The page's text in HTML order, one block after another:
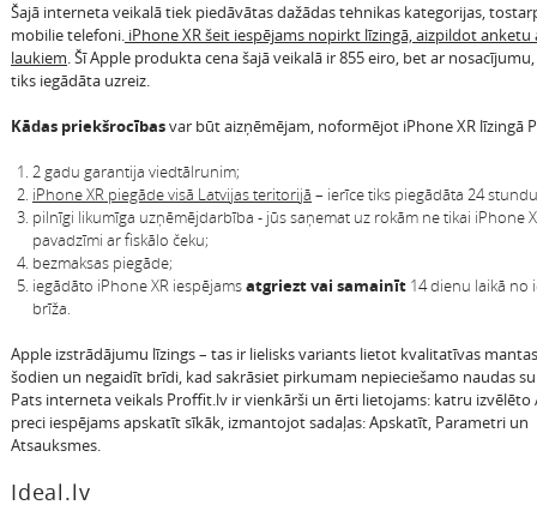
Šajā interneta veikalā tiek piedāvātas dažādas tehnikas kategorijas,
mobilie telefoni. iPhone XR šeit iespējams nopirkt līzingā, aizpildot anketu
laukiem. Šī Apple produkta cena šajā veikalā ir 855 eiro, bet ar
tiks iegādāta uzreiz.
Kādas priekšrocībasvar būt aizņēmējam, noformējot iPhone XR līzingā
2 gadu garantija viedtālrunim;
iPhone XR piegāde visā Latvijas teritorijā – ierīce tiks piegādāta 24
pilnīgi likumīga uzņēmējdarbība - jūs saņemat uz rokām ne tikai iPhone
pavadzīmi ar fiskālo čeku;
bezmaksas piegāde;
iegādāto iPhone XR iespējamsatgriezt vai samainīt 14 dienu laikā no
brīža.
Apple izstrādājumu līzings – tas ir lielisks variants lietot kvalitatīvas
šodien un negaidīt brīdi, kad sakrāsiet pirkumam nepieciešamo naudas
Pats interneta veikals Proffit.lv ir vienkārši un ērti lietojams: katru izvēlēto
preci iespējams apskatīt sīkāk, izmantojot sadaļas: Apskatīt, Parametri un
Atsauksmes.
Ideal.lv